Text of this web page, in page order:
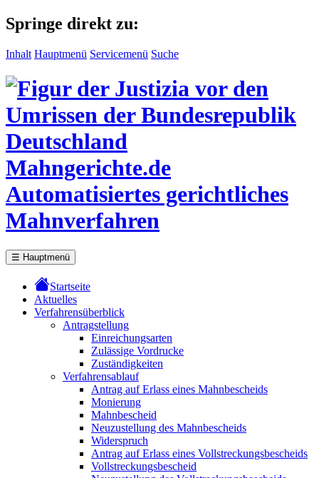
Springe direkt zu:
Inhalt Hauptmenü Servicemenü Suche
Mahngerichte.de
Automatisiertes gerichtliches
Mahnverfahren
☰ Hauptmenü
Startseite
Aktuelles
Verfahrensüberblick
Antragstellung
Einreichungsarten
Zulässige Vordrucke
Zuständigkeiten
Verfahrensablauf
Antrag auf Erlass eines Mahnbescheids
Monierung
Mahnbescheid
Neuzustellung des Mahnbescheids
Widerspruch
Antrag auf Erlass eines Vollstreckungsbescheids
Vollstreckungsbescheid